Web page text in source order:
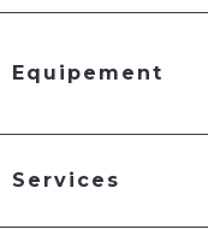
Equipement
Services